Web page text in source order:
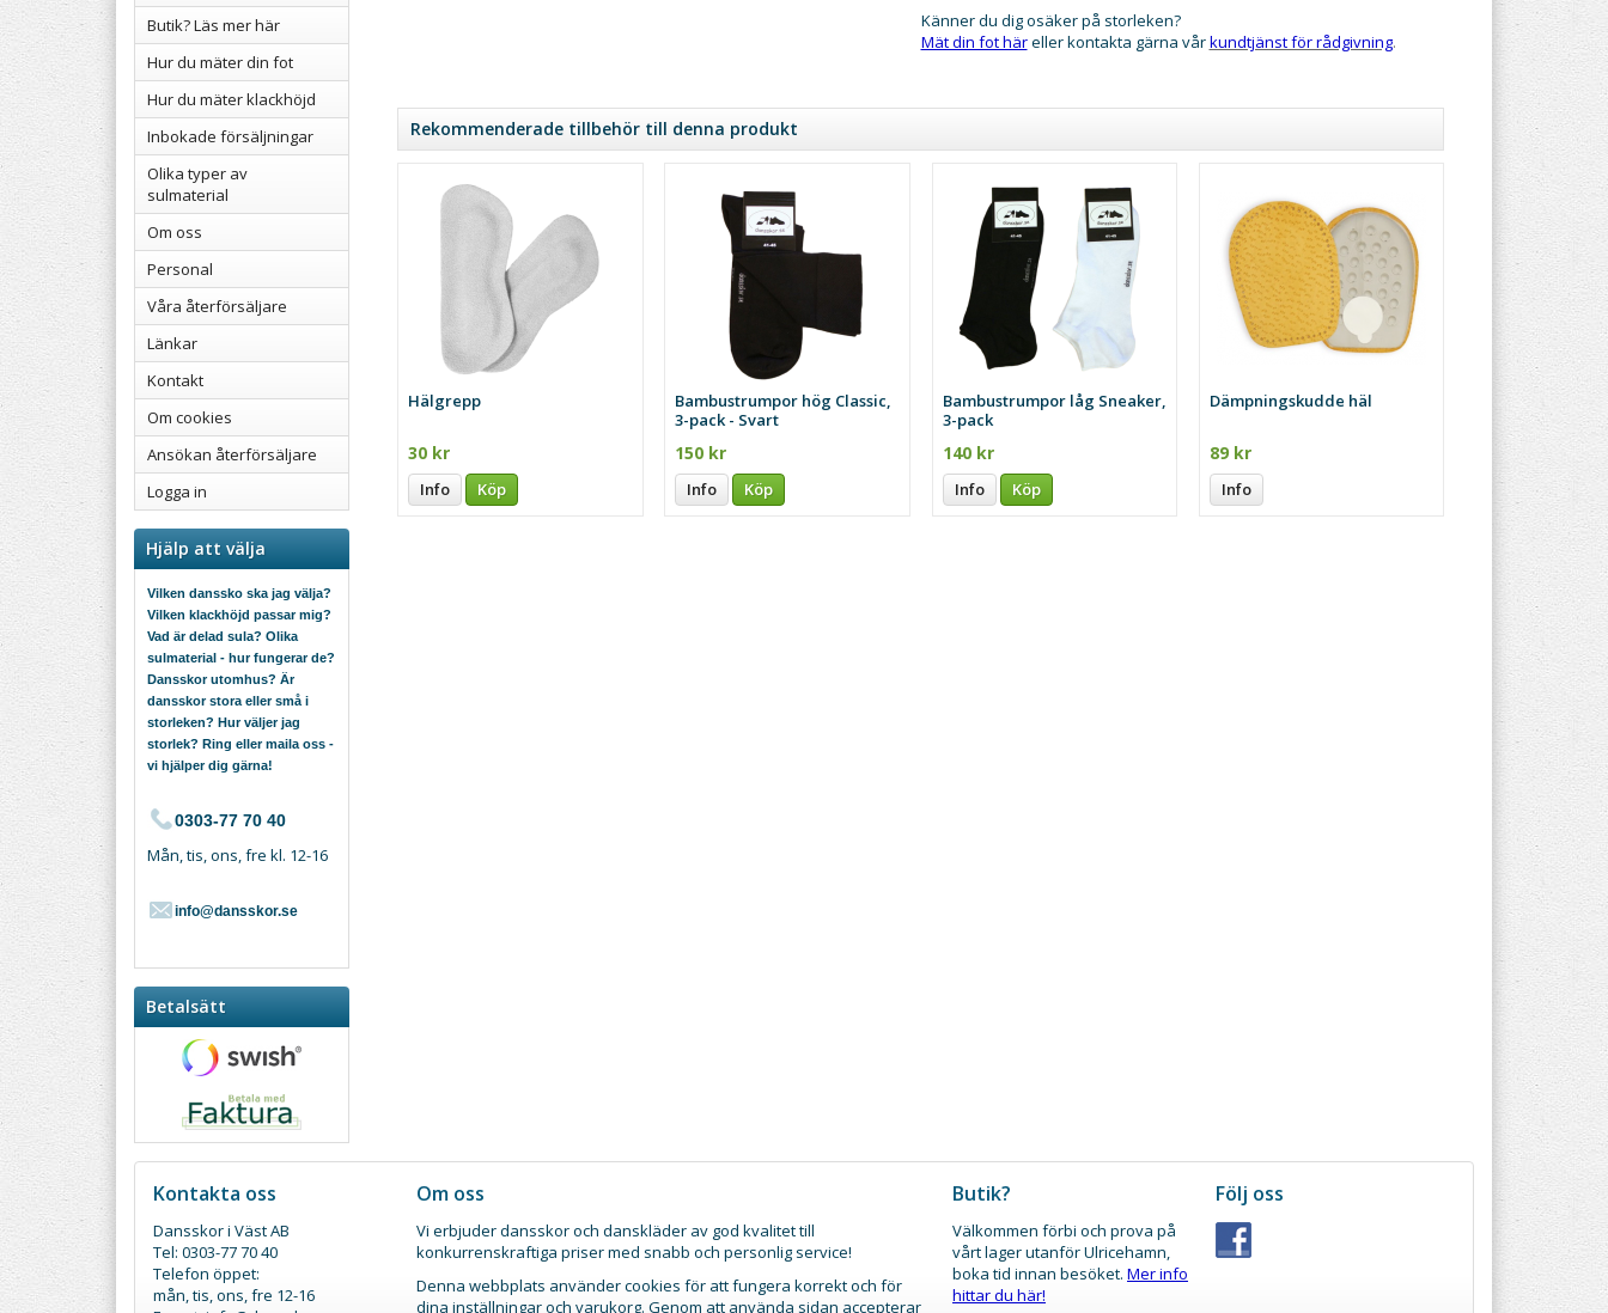
Butik? Läs mer här
Hur du mäter din fot
Hur du mäter klackhöjd
Inbokade försäljningar
Olika typer av
sulmaterial
Om oss
Personal
Våra återförsäljare
Länkar
Kontakt
Om cookies
Ansökan återförsäljare
Logga in
Hjälp att välja
Vilken danssko ska jag välja?
Vilken klackhöjd passar mig?
Vad är delad sula? Olika
sulmaterial - hur fungerar de?
Dansskor utomhus? Är
dansskor stora eller små i
storleken? Hur väljer jag
storlek? Ring eller maila oss -
vi hjälper dig gärna!
0303-77 70 40
Mån, tis, ons, fre kl. 12-16
info@dansskor.se
Betalsätt
Känner du dig osäker på storleken?
Mät din fot häreller kontakta gärna vårkundtjänst för rådgivning.
Rekommenderade tillbehör till denna produkt
Hälgrepp
30 kr
Info Köp
Bambustrumpor hög Classic,
3-pack - Svart
150 kr
Info Köp
Bambustrumpor låg Sneaker,
3-pack
140 kr
Info Köp
Dämpningskudde häl
89 kr
Info
Kontakta oss
Dansskor i Väst AB
Tel: 0303-77 70 40
Telefon öppet:
mån, tis, ons, fre 12-16
Följ oss
Butik?
Välkommen förbi och prova på
vårt lager utanför Ulricehamn,
boka tid innan besöket. Mer info
hittar du här!
Om oss
Vi erbjuder dansskor och danskläder av god kvalitet till
konkurrenskraftiga priser med snabb och personlig service!
Denna webbplats använder cookies för att fungera korrekt och för
dina inställningar och varukorg. Genom att använda sidan accepterar